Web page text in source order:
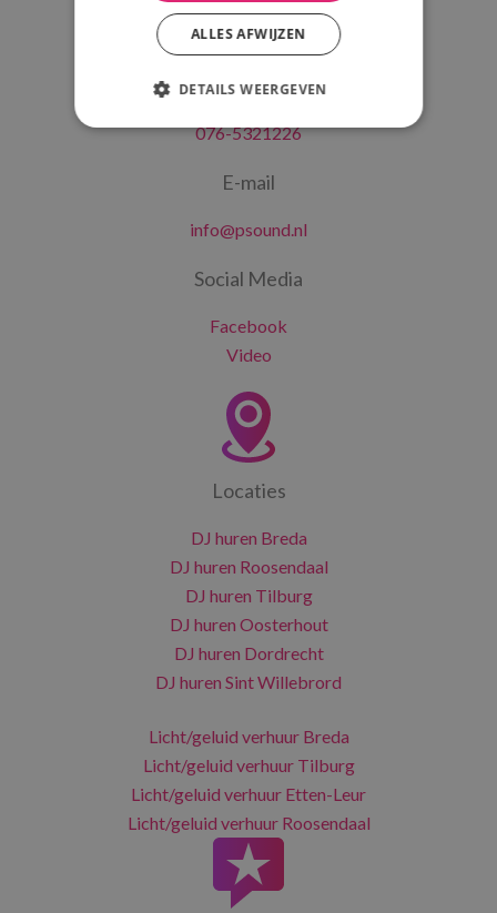
Telefoon
076-5321226
E-mail
info@psound.nl
Social Media
Facebook
Video
Locaties
DJ huren Breda
DJ huren Roosendaal
DJ huren Tilburg
DJ huren Oosterhout
DJ huren Dordrecht
DJ huren Sint Willebrord
Licht/geluid verhuur Breda
Licht/geluid verhuur Tilburg
Licht/geluid verhuur Etten-Leur
Licht/geluid verhuur Roosendaal
ALLES AFWIJZEN
DETAILS WEERGEVEN